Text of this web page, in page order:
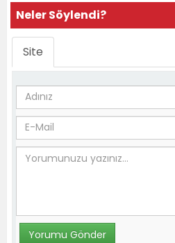
Neler Söylendi?
Site